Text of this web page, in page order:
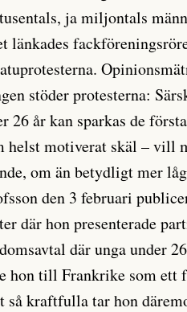
ja miljontals
länkades
stöder protesterna:
26 år kan sparkas de
helst motiverat skäl – vill
om än betydligt mer
den 3 februari
där hon presenterade
där unga under
hon till Frankrike som ett
så kraftfulla tar hon